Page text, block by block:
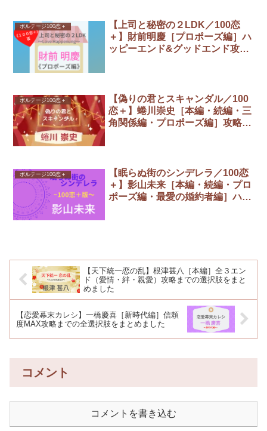
ボルテージ100恋＋
【上司と秘密の２LDK／100恋
＋】財前明慶［プロポーズ編］ハ
ッピーエンド&グッドエンド攻略
ボルテージ100恋＋
【偽りの君とスキャンダル／100
恋＋】蜷川崇史［本編・続編・三
角関係編・プロポーズ編］攻略ま
ボルテージ100恋＋
【眠らぬ街のシンデレラ／100恋
＋】影山未来［本編・続編・プロ
ポーズ編・最愛の婚約者編］ハッ
【天下統一恋の乱】根津甚八［本編］全３エン
ド（愛情・絆・親愛）攻略までの選択肢をまと
めました
【恋愛幕末カレシ】一橋慶喜［新時代編］信頼
度MAX攻略までの全選択肢をまとめました
コメント
コメントを書き込む